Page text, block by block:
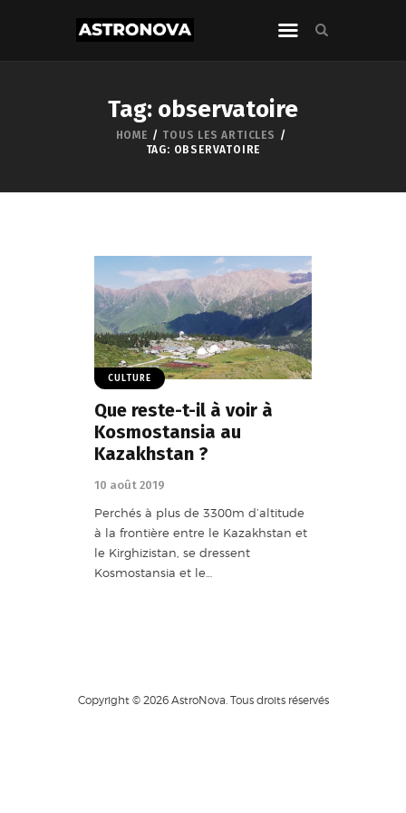
Tag: observatoire
HOME
TOUS LES ARTICLES
TAG: OBSERVATOIRE
CULTURE
Que reste-t-il à voir à
Kosmostansia au
Kazakhstan ?
10 août 2019
Perchés à plus de 3300m d’altitude
à la frontière entre le Kazakhstan et
le Kirghizistan, se dressent
Kosmostansia et le…
Copyright © 2026 AstroNova. Tous droits réservés